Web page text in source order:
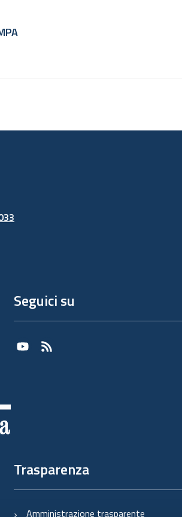
Seguici su
Youtube
RSS
Trasparenza
Amministrazione trasparente